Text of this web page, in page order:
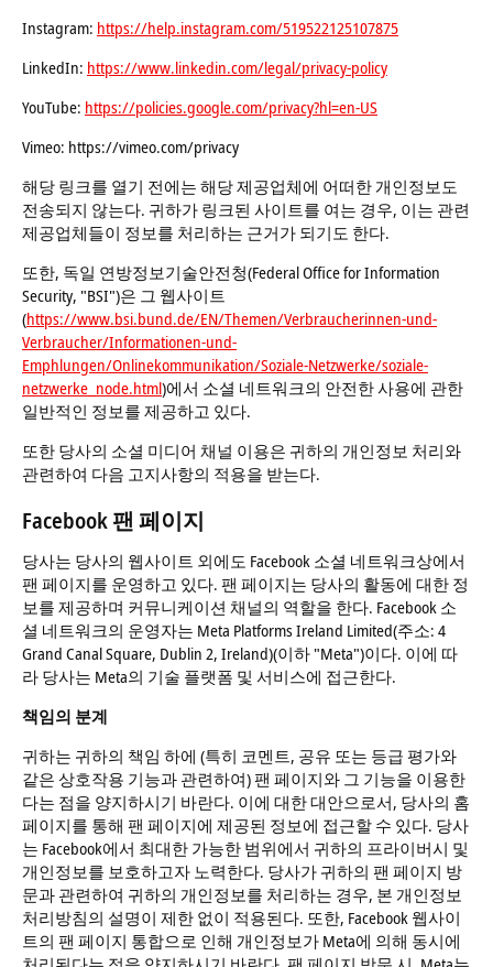
Instagram: https://help.instagram.com/519522125107875
LinkedIn: https://www.linkedin.com/legal/privacy-policy
YouTube: https://policies.google.com/privacy?hl=en-US
Vimeo: https://vimeo.com/privacy
해당 링크를 열기 전에는 해당 제공업체에 어떠한 개인정보도
전송되지 않는다. 귀하가 링크된 사이트를 여는 경우, 이는 관련
제공업체들이 정보를 처리하는 근거가 되기도 한다.
또한, 독일 연방정보기술안전청(Federal Office for Information
Security, "BSI")은 그 웹사이트
(https://www.bsi.bund.de/EN/Themen/Verbraucherinnen-und-
Verbraucher/Informationen-und-
Emphlungen/Onlinekommunikation/Soziale-Netzwerke/soziale-
netzwerke_node.html)에서 소셜 네트워크의 안전한 사용에 관한
일반적인 정보를 제공하고 있다.
또한 당사의 소셜 미디어 채널 이용은 귀하의 개인정보 처리와
관련하여 다음 고지사항의 적용을 받는다.
Facebook 팬 페이지
당사는 당사의 웹사이트 외에도 Facebook 소셜 네트워크상에서
팬 페이지를 운영하고 있다. 팬 페이지는 당사의 활동에 대한 정
보를 제공하며 커뮤니케이션 채널의 역할을 한다. Facebook 소
셜 네트워크의 운영자는 Meta Platforms Ireland Limited(주소: 4
Grand Canal Square, Dublin 2, Ireland)(이하 "Meta")이다. 이에 따
라 당사는 Meta의 기술 플랫폼 및 서비스에 접근한다.
책임의 분계
귀하는 귀하의 책임 하에 (특히 코멘트, 공유 또는 등급 평가와
같은 상호작용 기능과 관련하여) 팬 페이지와 그 기능을 이용한
다는 점을 양지하시기 바란다. 이에 대한 대안으로서, 당사의 홈
페이지를 통해 팬 페이지에 제공된 정보에 접근할 수 있다. 당사
는 Facebook에서 최대한 가능한 범위에서 귀하의 프라이버시 및
개인정보를 보호하고자 노력한다. 당사가 귀하의 팬 페이지 방
문과 관련하여 귀하의 개인정보를 처리하는 경우, 본 개인정보
처리방침의 설명이 제한 없이 적용된다. 또한, Facebook 웹사이
트의 팬 페이지 통합으로 인해 개인정보가 Meta에 의해 동시에